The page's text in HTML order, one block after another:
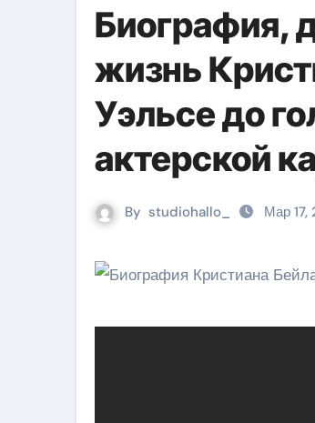
Биография,
жизнь
Уэльсе до
актерской
By studiohallo_ Мар 17,